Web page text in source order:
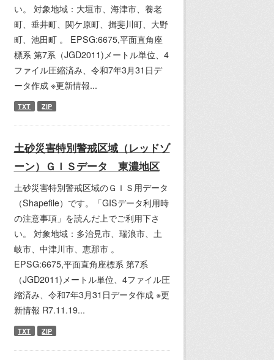
い。 対象地域：大垣市、海津市、養老
町、垂井町、関ケ原町、揖斐川町、大野
町、池田町 。 EPSG:6675,平面直角座
標系 第7系（JGD2011)メートル単位、4
ファイル圧縮済み、令和7年3月31日デ
ータ作成 ※更新情報...
TXT ZIP
土砂災害特別警戒区域（レッドゾ
ーン）ＧＩＳデータ 東濃地区
土砂災害特別警戒区域のＧＩＳ用データ
（Shapefile）です。「GISデータ利用時
の注意事項」を読んだ上でご利用下さ
い。 対象地域：多治見市、瑞浪市、土
岐市、中津川市、恵那市 。
EPSG:6675,平面直角座標系 第7系
（JGD2011)メートル単位、4ファイル圧
縮済み、令和7年3月31日データ作成 ※更
新情報 R7.11.19...
TXT ZIP